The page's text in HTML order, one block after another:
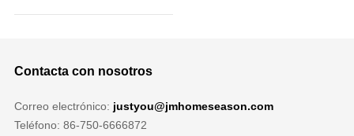
consumidores y las demandas
Contacta con nosotros
Correo electrónico: justyou@jmhomeseason.com
Teléfono: 86-750-6666872